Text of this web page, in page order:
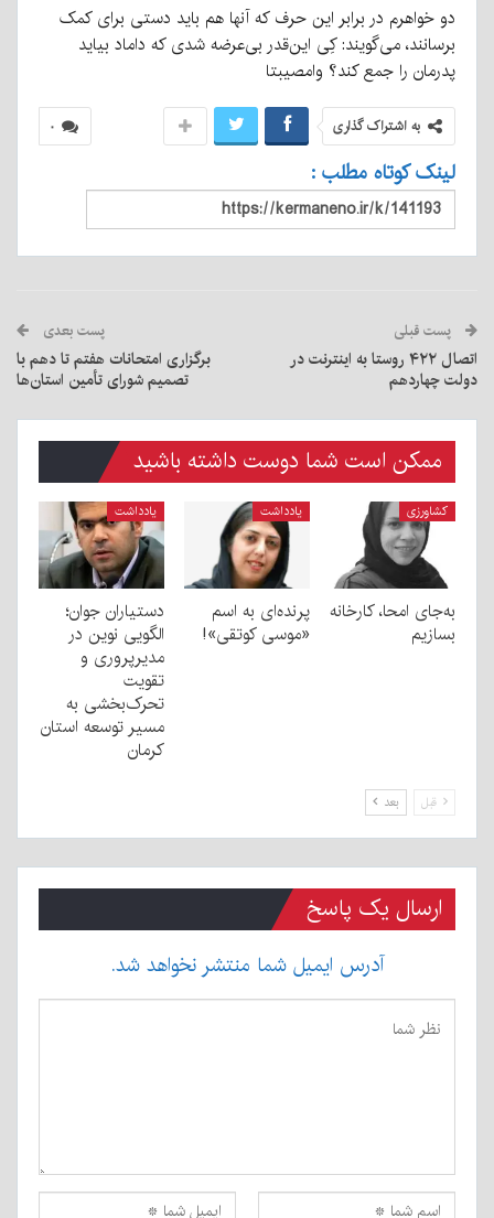
دو خواهرم در برابر این حرف که آنها هم باید دستی برای کمک
برسانند، می‌گویند: کِی این‌قدر بی‌عرضه شدی که داماد بیاید
پدرمان را جمع کند؟ وامصیبتا
۰ به اشتراک گذاری
لینک کوتاه مطلب :
پست قبلی
اتصال ۴۲۲ روستا به اینترنت در
دولت چهاردهم
پست بعدی
برگزاری امتحانات هفتم تا دهم با
تصمیم شورای تأمین استان‌ها
ممکن است شما دوست داشته باشید
کشاورزی
به‌جای امحا، کارخانه
بسازیم
یادداشت
پرنده‌ای به اسم
«موسی کوتقی»!
یادداشت
دستیاران جوان؛
الگویی نوین در
مدیرپروری و
تقویت
تحرک‌بخشی به
مسیر توسعه استان
کرمان
قبل بعد
ارسال یک پاسخ
آدرس ایمیل شما منتشر نخواهد شد.